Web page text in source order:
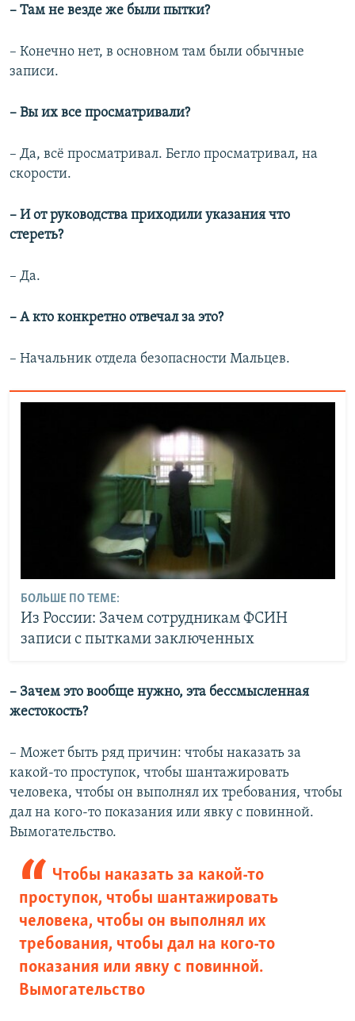
– Там не везде же были пытки?
– Конечно нет, в основном там были обычные
записи.
– Вы их все просматривали?
– Да, всё просматривал. Бегло просматривал, на
скорости.
– И от руководства приходили указания что
стереть?
– Да.
– А кто конкретно отвечал за это?
– Начальник отдела безопасности Мальцев.
БОЛЬШЕ ПО ТЕМЕ:
Из России: Зачем сотрудникам ФСИН
записи с пытками заключенных
– Зачем это вообще нужно, эта бессмысленная
жестокость?
– Может быть ряд причин: чтобы наказать за
какой-то проступок, чтобы шантажировать
человека, чтобы он выполнял их требования, чтобы
дал на кого-то показания или явку с повинной.
Вымогательство.
Чтобы наказать за какой-то
проступок, чтобы шантажировать
человека, чтобы он выполнял их
требования, чтобы дал на кого-то
показания или явку с повинной.
Вымогательство